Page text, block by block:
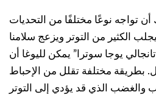
أن تواجه نوعًا مختلفًا من التحديات
الكثير من التوتر ويزعج سلامنا
يوجا سوترا” يمكن لليوغا أن
بطريقة مختلفة تقلل من الإحباط